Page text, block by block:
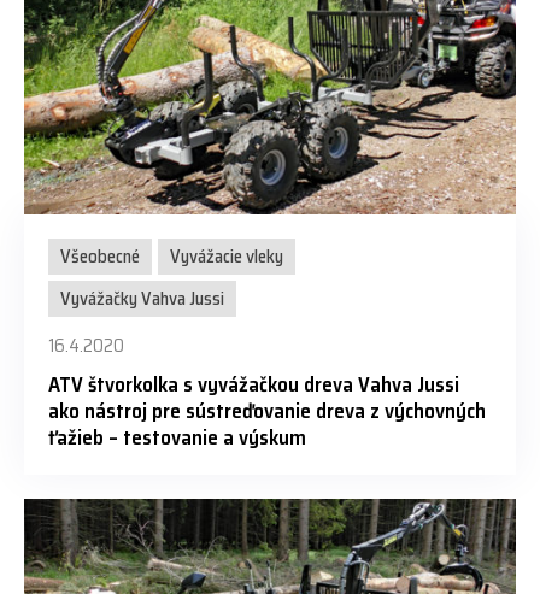
Všeobecné
Vyvážacie vleky
Vyvážačky Vahva Jussi
16.4.2020
ATV štvorkolka s vyvážačkou dreva Vahva Jussi
ako nástroj pre sústreďovanie dreva z výchovných
ťažieb – testovanie a výskum